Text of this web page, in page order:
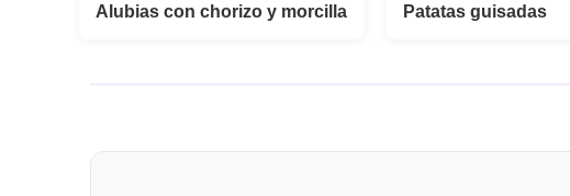
Alubias con chorizo y morcilla
Patatas guisadas